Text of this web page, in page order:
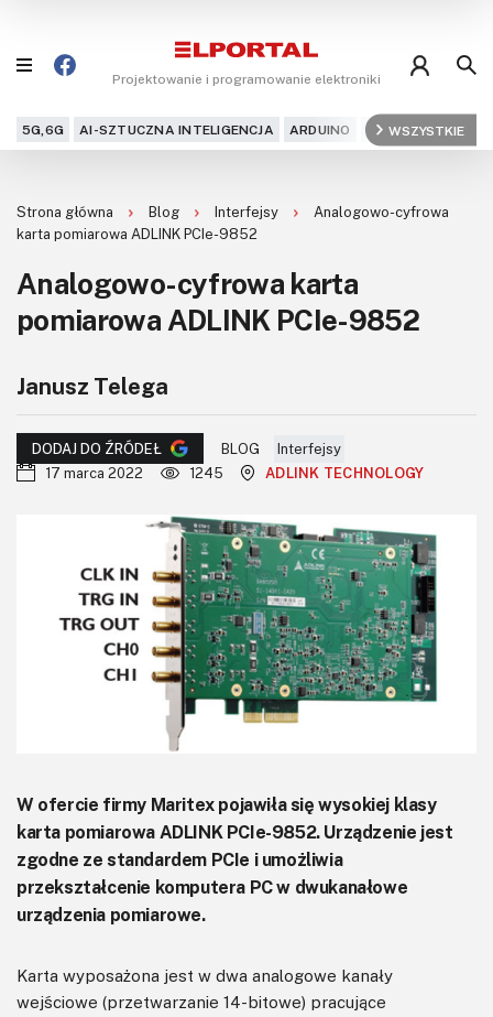
Projektowanie i programowanie elektroniki
5G,6G AI-SZTUCZNA INTELIGENCJA ARDUINO ARM AUDIO
WSZYSTKIE
Projekty
Kursy
DIY+
Czytelnia
Dla Ciebie
Kontakt
Newsletter
Magazyny
Archiwum
Do pobrania
Strona główna Blog Interfejsy
Analogowo-cyfrowa
karta pomiarowa ADLINK PCIe-9852
Analogowo-cyfrowa karta
pomiarowa ADLINK PCIe-9852
Janusz Telega
DODAJ DO ŹRÓDEŁ BLOG
Interfejsy
17 marca 2022
1245 ADLINK TECHNOLOGY
W ofercie firmy Maritex pojawiła się wysokiej klasy
karta pomiarowa ADLINK PCIe-9852. Urządzenie jest
zgodne ze standardem PCIe i umożliwia
przekształcenie komputera PC w dwukanałowe
urządzenia pomiarowe.
Karta wyposażona jest w dwa analogowe kanały
wejściowe (przetwarzanie 14-bitowe) pracujące